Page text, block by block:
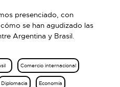
presenciado, con
se han agudizado las
Argentina y Brasil.
Comercio internacional
Diplomacia Economía